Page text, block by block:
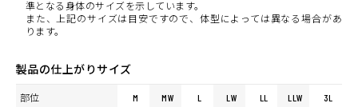
準となる身体のサイズを示しています。
また、上記のサイズは目安ですので、体型によっては異なる場合があ
ります。
製品の仕上がりサイズ
部位 M MW L LW LL LLW 3L